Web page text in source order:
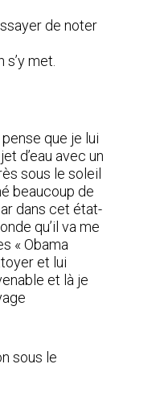
de noter
met.
que je lui
d’eau avec un
sous le soleil
beaucoup de
dans cet état-
qu’il va me
« Obama
et lui
et là je
sous le